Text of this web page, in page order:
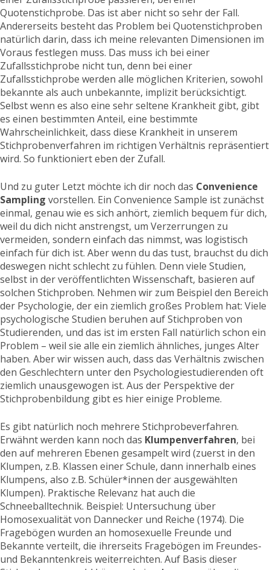
Quotenstichprobe. Das ist aber nicht so sehr der Fall.
Andererseits besteht das Problem bei Quotenstichproben
natürlich darin, dass ich meine relevanten Dimensionen im
Voraus festlegen muss. Das muss ich bei einer
Zufallsstichprobe nicht tun, denn bei einer
Zufallsstichprobe werden alle möglichen Kriterien, sowohl
bekannte als auch unbekannte, implizit berücksichtigt.
Selbst wenn es also eine sehr seltene Krankheit gibt, gibt
es einen bestimmten Anteil, eine bestimmte
Wahrscheinlichkeit, dass diese Krankheit in unserem
Stichprobenverfahren im richtigen Verhältnis repräsentiert
wird. So funktioniert eben der Zufall.
Und zu guter Letzt möchte ich dir noch das Convenience
Sampling vorstellen. Ein Convenience Sample ist zunächst
einmal, genau wie es sich anhört, ziemlich bequem für dich,
weil du dich nicht anstrengst, um Verzerrungen zu
vermeiden, sondern einfach das nimmst, was logistisch
einfach für dich ist. Aber wenn du das tust, brauchst du dich
deswegen nicht schlecht zu fühlen. Denn viele Studien,
selbst in der veröffentlichten Wissenschaft, basieren auf
solchen Stichproben. Nehmen wir zum Beispiel den Bereich
der Psychologie, der ein ziemlich großes Problem hat: Viele
psychologische Studien beruhen auf Stichproben von
Studierenden, und das ist im ersten Fall natürlich schon ein
Problem – weil sie alle ein ziemlich ähnliches, junges Alter
haben. Aber wir wissen auch, dass das Verhältnis zwischen
den Geschlechtern unter den Psychologiestudierenden oft
ziemlich unausgewogen ist. Aus der Perspektive der
Stichprobenbildung gibt es hier einige Probleme.
Es gibt natürlich noch mehrere Stichprobeverfahren.
Erwähnt werden kann noch das Klumpenverfahren, bei
den auf mehreren Ebenen gesampelt wird (zuerst in den
Klumpen, z.B. Klassen einer Schule, dann innerhalb eines
Klumpens, also z.B. Schüler*innen der ausgewählten
Klumpen). Praktische Relevanz hat auch die
Schneeballtechnik. Beispiel: Untersuchung über
Homosexualität von Dannecker und Reiche (1974). Die
Fragebögen wurden an homosexuelle Freunde und
Bekannte verteilt, die ihrerseits Fragebögen im Freundes-
und Bekanntenkreis weiterreichten. Auf Basis dieser